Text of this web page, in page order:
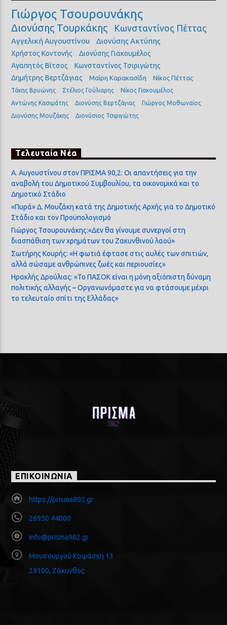
Γιώργος Τσουρουνάκης
Διονύσης Τουρκάκης Κωνσταντίνος Πέττας
Αγγελική Αυγουστίνου Διονύσης Ακτύπης
Χρήστος Κοντονής
Διονύσης Γιακουμέλος
Αγαπητός Βίτσος
Κωνσταντίνος Τσιριγώτης
Δημήτρης Βερτζάγιας
Μαίρη Καρακασίδη Νίκος Πέττας
Τάκης Βρυώνης Στέλιος Γούλιαρης
Νίκος Γιακουμέλος
Αντώνης Κασιμάτης
Διονύσης Βερτζάγιας
Γιώργος Μοθωναίος
Διονύσης Μουζάκης
Διονύσιος Τσιριγώτης
Τελευταία Νέα
Α. Αυγουστίνου στον ΠΡΙΣΜΑ 90,2: Οι απαντήσεις για την
αναβολή του Δημοτικού Συμβουλίου, τα οικονομικά και το
Δημοτικό Στάδιο
«Πυρά» Δ. Μουζάκη κατά της Δημοτικής Αρχής για το Δημοτικό
Στάδιο και τον Προϋπολογισμό
Γιώργος Τσουρουνάκης:«Δεν θα γίνουμε συνεργοί στη
διασπάθιση των χρημάτων του Ζακυνθινού λαού»
Σωτήρης Κουρής: «Η φωτιά έφτασε στις αυλές των σπιτιών,
αλλά σώσαμε ανθρώπινες ζωές και περιουσίες»
Ηρακλής Δρούλιας: «Το ΠΑΣΟΚ είναι η μόνη αξιόπιστη δύναμη
πολιτικής αλλαγής – Οργανωνόμαστε για να φτάσουμε μέχρι
το τελευταίο σπίτι της Ελλάδας»
ΕΠΙΚΟΙΝΩΝΙΑ
https://prisma902.gr
26950 44000
info@prisma902.gr
Μουσουργού Καψάσκη 13
29100, Ζάκυνθος